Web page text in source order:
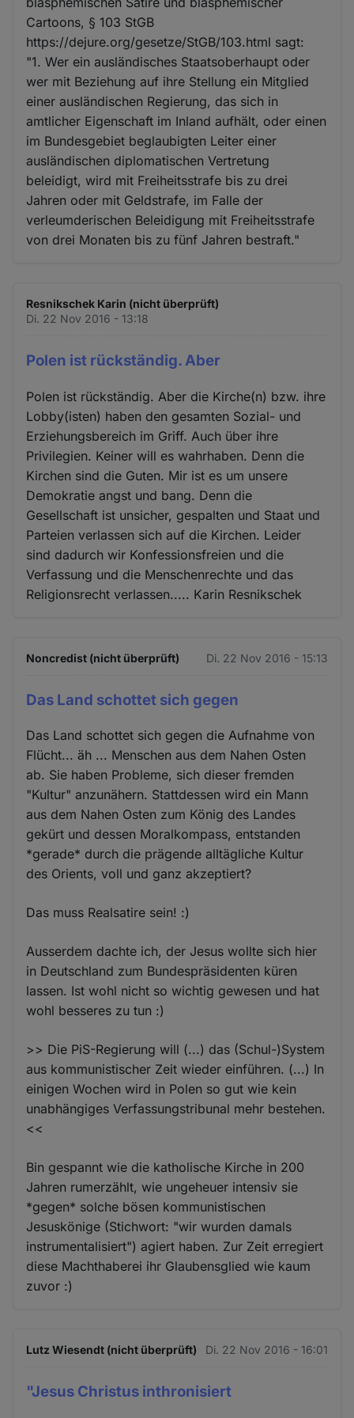
Cartoons, § 103 StGB
https://dejure.org/gesetze/StGB/103.html sagt:
"1. Wer ein ausländisches Staatsoberhaupt oder
wer mit Beziehung auf ihre Stellung ein Mitglied
einer ausländischen Regierung, das sich in
amtlicher Eigenschaft im Inland aufhält, oder einen
im Bundesgebiet beglaubigten Leiter einer
ausländischen diplomatischen Vertretung
beleidigt, wird mit Freiheitsstrafe bis zu drei
Jahren oder mit Geldstrafe, im Falle der
verleumderischen Beleidigung mit Freiheitsstrafe
von drei Monaten bis zu fünf Jahren bestraft."
Resnikschek Karin (nicht überprüft)
Di. 22 Nov 2016 - 13:18
Polen ist rückständig. Aber
Polen ist rückständig. Aber die Kirche(n) bzw. ihre
Lobby(isten) haben den gesamten Sozial- und
Erziehungsbereich im Griff. Auch über ihre
Privilegien. Keiner will es wahrhaben. Denn die
Kirchen sind die Guten. Mir ist es um unsere
Demokratie angst und bang. Denn die
Gesellschaft ist unsicher, gespalten und Staat und
Parteien verlassen sich auf die Kirchen. Leider
sind dadurch wir Konfessionsfreien und die
Verfassung und die Menschenrechte und das
Religionsrecht verlassen..... Karin Resnikschek
Noncredist (nicht überprüft) Di. 22 Nov 2016 - 15:13
Das Land schottet sich gegen
Das Land schottet sich gegen die Aufnahme von
Flücht... äh ... Menschen aus dem Nahen Osten
ab. Sie haben Probleme, sich dieser fremden
"Kultur" anzunähern. Stattdessen wird ein Mann
aus dem Nahen Osten zum König des Landes
gekürt und dessen Moralkompass, entstanden
*gerade* durch die prägende alltägliche Kultur
des Orients, voll und ganz akzeptiert?
Das muss Realsatire sein! :)
Ausserdem dachte ich, der Jesus wollte sich hier
in Deutschland zum Bundespräsidenten küren
lassen. Ist wohl nicht so wichtig gewesen und hat
wohl besseres zu tun :)
>> Die PiS-Regierung will (...) das (Schul-)System
aus kommunistischer Zeit wieder einführen. (...) In
einigen Wochen wird in Polen so gut wie kein
unabhängiges Verfassungstribunal mehr bestehen.
<<
Bin gespannt wie die katholische Kirche in 200
Jahren rumerzählt, wie ungeheuer intensiv sie
*gegen* solche bösen kommunistischen
Jesuskönige (Stichwort: "wir wurden damals
instrumentalisiert") agiert haben. Zur Zeit erregiert
diese Machthaberei ihr Glaubensglied wie kaum
zuvor :)
Lutz Wiesendt (nicht überprüft) Di. 22 Nov 2016 - 16:01
"Jesus Christus inthronisiert